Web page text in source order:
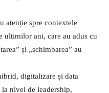
atenție spre contextele
ultimilor ani, care au adus cu
și „schimbarea” au
digitalizare și data
nivel de leadership,